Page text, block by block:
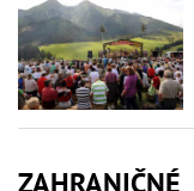
ZAHRANIČNÉ